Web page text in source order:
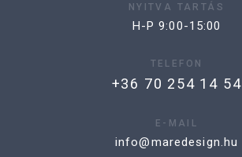
NYITVA TARTÁS
H-P 9:00-15:00
TELEFON
+36 70 254 14 54
E-MAIL
info@maredesign.hu